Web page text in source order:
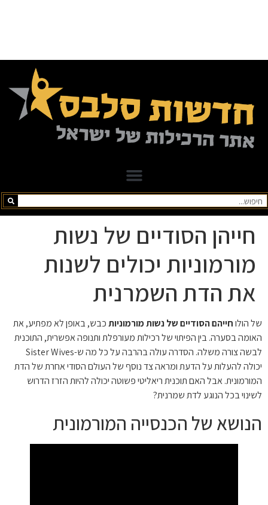
חייהן הסודיים של נשות
מורמוניות יכולים לשנות
את הדת השמרנית
של הולוחייהם הסודיים של נשות מורמוניותכבש, באופן לא מפתיע, את
האומה בסערה. בין הפיתוי של רכילות מעורפלת ותנופה אפשרית, התוכנית
לבשה צורה משלה. הסדרה עולה בהרבה על כל מה ש-Sister Wives
יכולה להעלות על הדעת ומראה צד נוסף של העולם הסודי אחרת של הדת
המורמונית. אבל האם תוכנית ריאליטי פשוטה יכולה להיות הזרז הדרוש
לשינוי בכל הנוגע לדת שמרנית?
הנושא של הכנסייה המורמונית